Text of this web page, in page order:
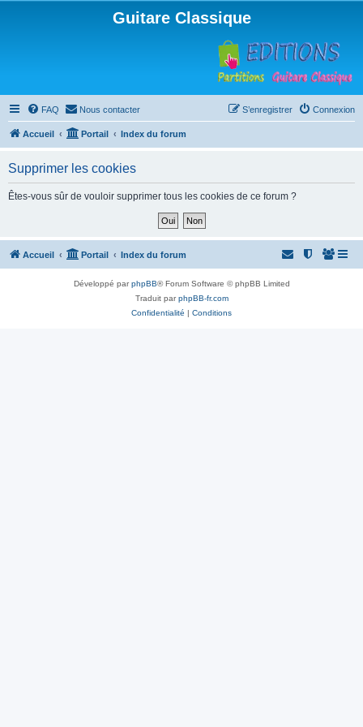
Guitare Classique
FAQ Nous contacter Connexion
S’enregistrer
Accueil Portail Index du forum
Supprimer les cookies
Êtes-vous sûr de vouloir supprimer tous les cookies de ce forum ?
Accueil Portail Index du forum
Développé parphpBB® Forum Software © phpBB Limited
Traduit parphpBB-fr.com
Confidentialité | Conditions